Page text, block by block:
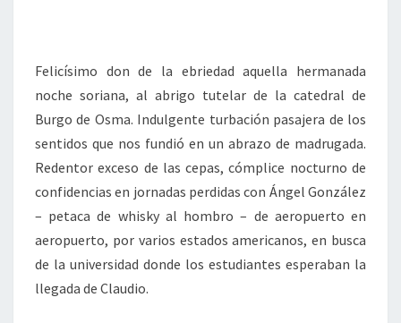
Felicísimo don de la ebriedad aquella hermanada
noche soriana, al abrigo tutelar de la catedral de
Burgo de Osma. Indulgente turbación pasajera de los
sentidos que nos fundió en un abrazo de madrugada.
Redentor exceso de las cepas, cómplice nocturno de
confidencias en jornadas perdidas con Ángel González
– petaca de whisky al hombro – de aeropuerto en
aeropuerto, por varios estados americanos, en busca
de la universidad donde los estudiantes esperaban la
llegada de Claudio.